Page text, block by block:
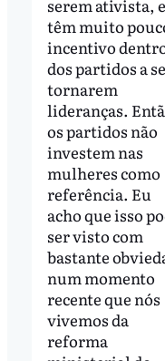
serem ativista,
têm muito
incentivo
dos partidos a se
tornarem
lideranças.
os partidos não
investem nas
mulheres como
referência. Eu
acho que isso
ser visto com
bastante
num momento
recente que nós
vivemos da
reforma